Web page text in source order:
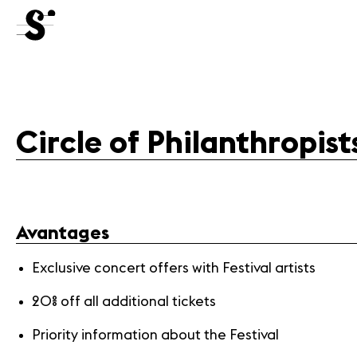
Concerts
Volunteers
Jobs
About
infos
Circle of
Avantages
Exclusive concert offers with Festival artists
20% off all additional tickets
Priority information about the Festival